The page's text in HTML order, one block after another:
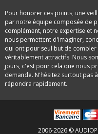
Pour honorer ces points, une
par notre équipe composée de
complément, notre expertise et
nous permettent d'imaginer,
qui ont pour seul but de
véritablement attractifs. Nous
jours, c'est pour cela que nous
demande. N'hésitez surtout pas
répondra rapidement.
2006-2026 ©